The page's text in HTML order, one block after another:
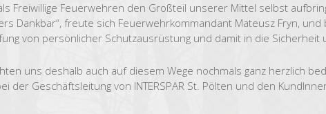
Freiwillige Feuerwehren den Großteil unserer Mittel selbst
Dankbar“, freute sich Feuerwehrkommandant Mateusz Fryn,
von persönlicher Schutzausrüstung und damit in die Sicherheit
uns deshalb auch auf diesem Wege nochmals ganz herzlich
der Geschäftsleitung von INTERSPAR St. Pölten und den